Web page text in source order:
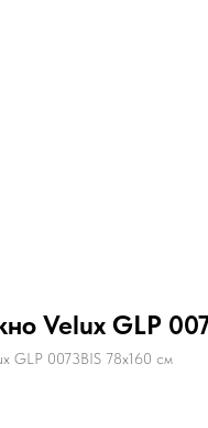
Velux GLP
GLP 0073BIS 78x160 см